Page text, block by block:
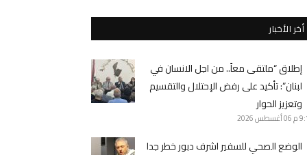
أخر الأخبار
إطلاق “ملتقى معاً.. من اجل الانسان في
لبنان”: تأكيد على رفض الإحتلال والتقسيم
وتعزيز الحوار
م 06 أغسطس 2026
الوضع الصحي للسفير اشرف دبور خطر جدا